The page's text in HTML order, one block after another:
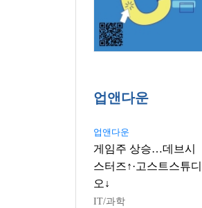
업앤다운
업앤다운
게임주 상승…데브시
스터즈↑·고스트스튜디
오↓
IT/과학